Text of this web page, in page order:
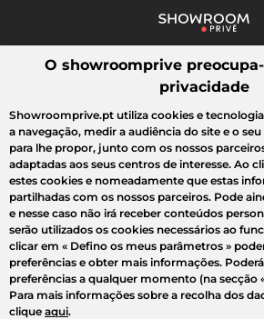
Pesquisar uma marca, um artigo,
Todas as vendas Moda Desporto
O showroomprive
privacidade
Showroomprive.pt utiliza cookies e
a navegação, medir a audiência do site e o
para lhe propor, junto com os nossos
adaptadas aos seus centros de interesse. Ao
estes cookies e nomeadamente que estas
partilhadas com os nossos parceiros. Pode
e nesse caso não irá receber conteúdos
serão utilizados os cookies necessários ao
clicar em « Defino os meus parâmetros »
preferências e obter mais informações.
preferências a qualquer momento (na secção
Para mais informações sobre a recolha dos
clique aqui.